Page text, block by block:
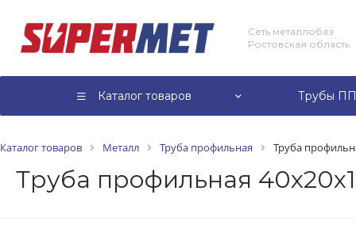
Сеть металлобаз
Ростовская область
Каталог товаров Трубы
Каталог товаров Металл Труба профильная Труба
Труба профильная